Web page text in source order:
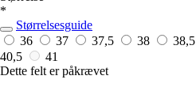
*
Størrelsesguide
36
37 37,5 38 38,5
40,5
41
Dette felt er påkrævet